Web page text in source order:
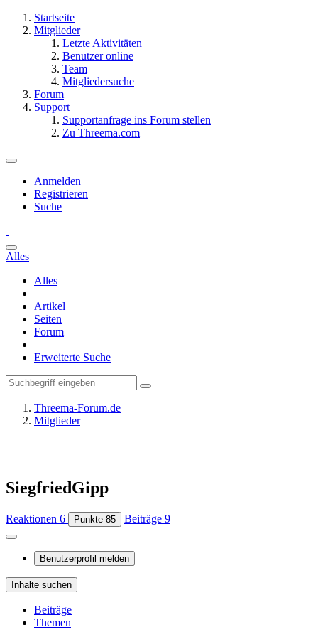
Startseite
Mitglieder
Letzte Aktivitäten
Benutzer online
Team
Mitgliedersuche
Forum
Support
Supportanfrage ins Forum stellen
Zu Threema.com
Anmelden
Registrieren
Suche
Alles
Alles
Artikel
Seiten
Forum
Erweiterte Suche
Threema-Forum.de
Mitglieder
SiegfriedGipp
Reaktionen 6 Punkte 85 Beiträge 9
Benutzerprofil melden
Inhalte suchen
Beiträge
Themen